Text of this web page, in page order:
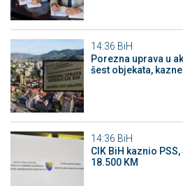
14:36 BiH
Porezna uprava u
šest objekata,
14:36 BiH
CIK BiH kaznio
18.500 KM